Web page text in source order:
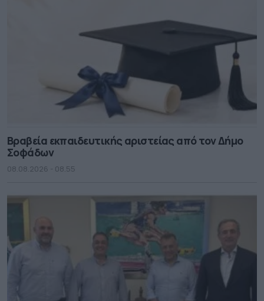
Βραβεία εκπαιδευτικής αριστείας από τον Δήμο
Σοφάδων
08.08.2026 - 08.55